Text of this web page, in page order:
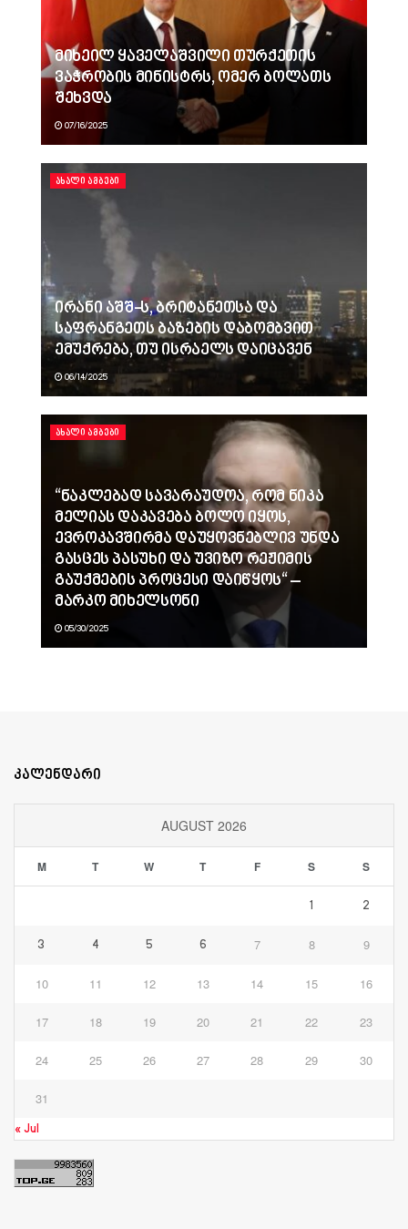
მიხეილ ყაველაშვილი თურქეთის
ვაჭრობის მინისტრს, ომერ ბოლათს
შეხვდა
07/16/2025
ᲐᲮᲐᲚᲘ ᲐᲛᲑᲔᲑᲘ
ირანი აშშ-ს, ბრიტანეთსა და
საფრანგეთს ბაზების დაბომბვით
ემუქრება, თუ ისრაელს დაიცავენ
06/14/2025
ᲐᲮᲐᲚᲘ ᲐᲛᲑᲔᲑᲘ
“ნაკლებად სავარაუდოა, რომ ნიკა
მელიას დაკავება ბოლო იყოს,
ევროკავშირმა დაუყოვნებლივ უნდა
გასცეს პასუხი და უვიზო რეჟიმის
გაუქმების პროცესი დაიწყოს“ –
მარკო მიხელსონი
05/30/2025
კალენდარი
AUGUST 2026
M T W T F S S
1 2
3 4 5 6 7 8 9
10 11 12 13 14 15 16
17 18 19 20 21 22 23
24 25 26 27 28 29 30
31
« Jul